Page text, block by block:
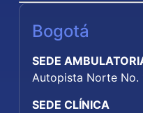
Bogotá
SEDE
Autopista Norte No.
SEDE CLÍNICA